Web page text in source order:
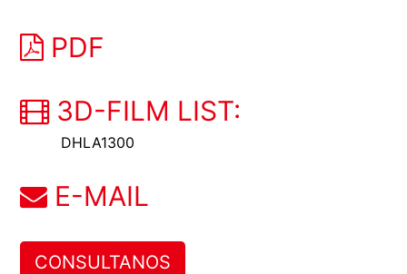
PDF
3D-FILM LIST:
DHLA1300
E-MAIL
CONSULTANOS